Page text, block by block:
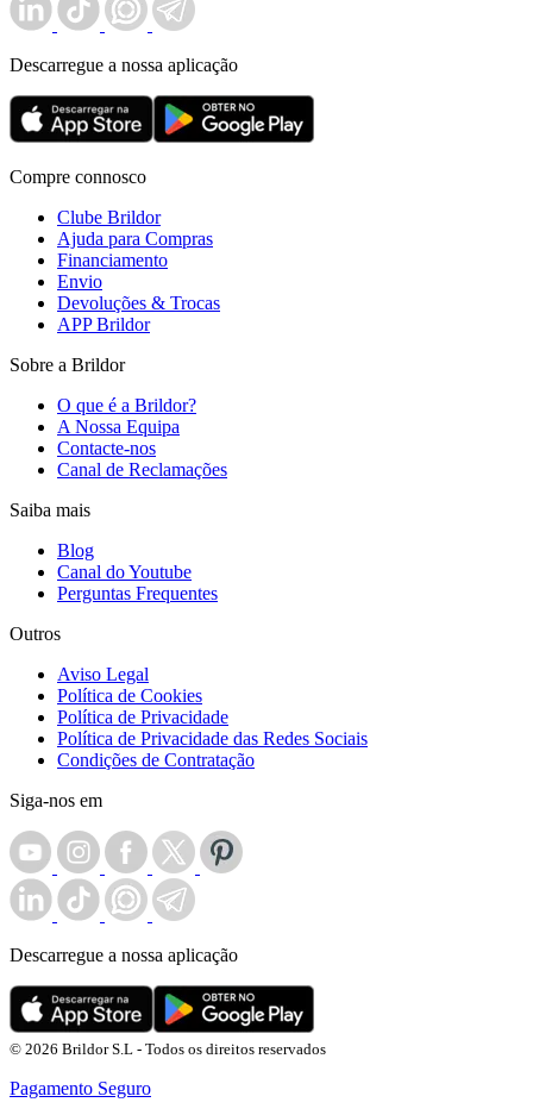
Descarregue a nossa aplicação
Compre connosco
Clube Brildor
Ajuda para Compras
Financiamento
Envio
Devoluções & Trocas
APP Brildor
Sobre a Brildor
O que é a Brildor?
A Nossa Equipa
Contacte-nos
Canal de Reclamações
Saiba mais
Blog
Canal do Youtube
Perguntas Frequentes
Outros
Aviso Legal
Política de Cookies
Política de Privacidade
Política de Privacidade das Redes Sociais
Condições de Contratação
Siga-nos em
Descarregue a nossa aplicação
© 2026 Brildor S.L - Todos os direitos reservados
Pagamento Seguro